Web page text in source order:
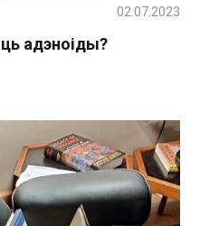
адэноіды?
02.07.2023